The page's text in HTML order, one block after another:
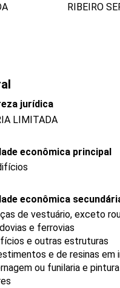
RIBEIRO
jurídica
LIMITADA
econômica principal
econômica
de vestuário, exceto
e ferrovias
e outras estruturas
e de resinas em
ou funilaria e